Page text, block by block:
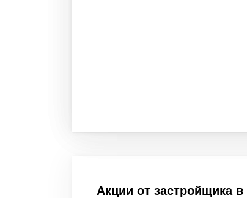
Акции от застройщика в